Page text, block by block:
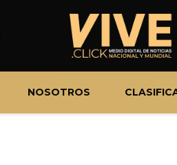
NOSOTROS